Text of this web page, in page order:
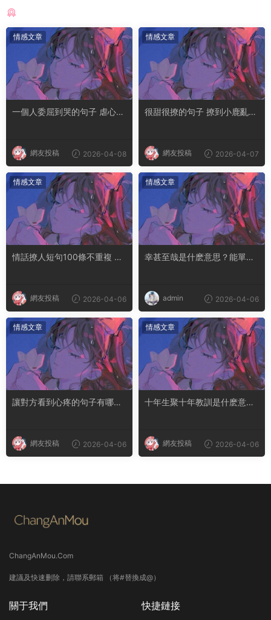
情感文章
一個人委屈到哭的句子 虐心到
網友投稿 2026-04-08
情感文章
很甜很撩的句子 撩到小鹿亂撞
網友投稿 2026-04-07
情感文章
情話撩人短句100條不重複 土
網友投稿 2026-04-06
情感文章
幸甚至哉是什麽意思？能單獨
admin 2026-04-06
情感文章
讓對方看到心疼的句子有哪
網友投稿 2026-04-06
情感文章
十年生聚十年教訓是什麽意思
網友投稿 2026-04-06
ChangAnMou.Com
建議及快速删除，請聯系郵箱 （将#替換成@）
關于我們 快捷鏈接